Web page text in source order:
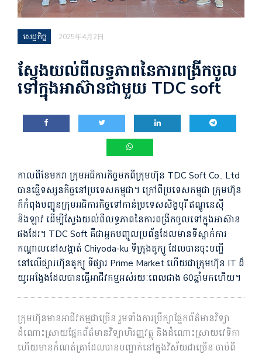
សេដ្ឋកិច្ច 2025年4月2日
ស្វែងយល់ពីលទ្ធភាពនៃការពង្រីកចូល
ទៅក្នុងអាស៊ានជាមួយ TDC soft
កាល​ពី​ខែ​មករា ក្រុម​អធិការកិច្ច​មក​ពី​ក្រុមហ៊ុន TDC Soft Co., Ltd
បាន​ធ្វើ​ទស្សនកិច្ច​នៅប្រទេស​កម្ពុជា។​ ក្រៅពីប្រទេសកម្ពុជា ក្រុមហ៊ុន
ក៏កំពុងបញ្ជូនក្រុមអធិការកិច្ចទៅកាន់ប្រទេសសិង្ហបុរី ឥណ្ឌូនេស៊ី
និងឡាវ ដើម្បីស្វែងយល់ពីលទ្ធភាពនៃការពង្រីកចូលទៅក្នុងអាស៊ាន
ផងដែរ។ TDC Soft គឺជាអ្នកបញ្ចូលប្រព័ន្ធដែលមានទីស្នាក់ការ
កណ្តាលនៅសង្កាត់ Chiyoda-ku ទីក្រុងតូក្យូ ដែលបានចុះបញ្ជី
នៅលើផ្សារហ៊ុនតូក្យូ ទីផ្សារ Prime Market ហើយជាក្រុមហ៊ុន IT ដ៏
យូរអង្វែងដែលបានធ្វើអាជីវកម្មអស់រយៈពេលជាង 60ឆ្នាំមកហើយ។
​ក្រុមហ៊ុនមានអាជីវកម្មជាច្រើន រួមទាំងការប្រឹក្សាផ្នែកព័ត៌មានវិទ្យា
ដំណោះស្រាយផ្នែកព័ត៌មានវិទ្យាហិរញ្ញវត្ថុ និងដំណោះស្រាយវេទិកា
ហើយមានកំណត់ត្រាដែលបានបញ្ជាក់នៅក្នុងវិស័យជាច្រើន ចាប់ពី